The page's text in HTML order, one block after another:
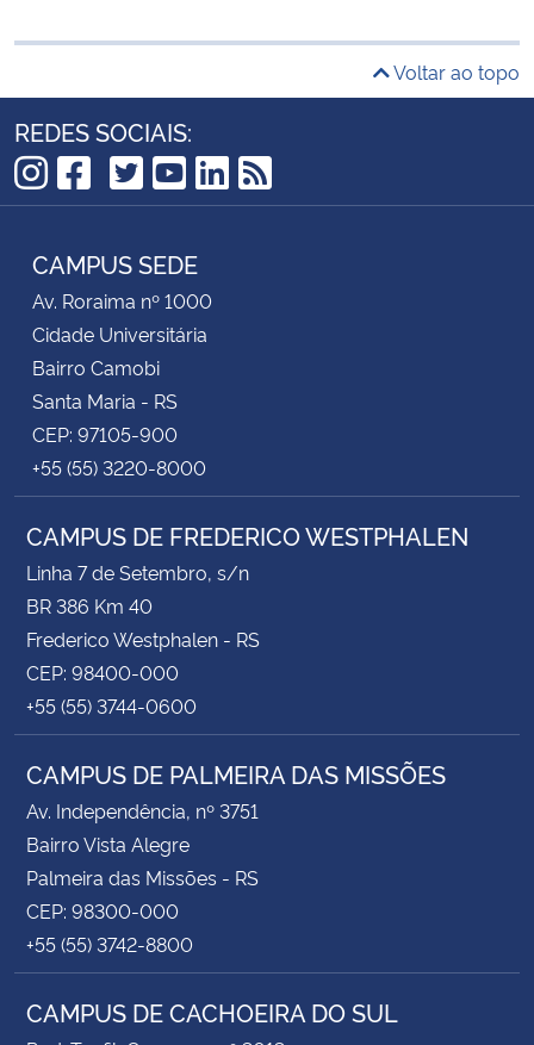
Voltar ao topo
REDES SOCIAIS:
Instagram
Facebook
TikTok
Twitter
YouTube
LinkedIn
RSS
CAMPUS SEDE
Av. Roraima nº 1000
Cidade Universitária
Bairro Camobi
Santa Maria - RS
CEP: 97105-900
+55 (55) 3220-8000
CAMPUS DE FREDERICO WESTPHALEN
Linha 7 de Setembro, s/n
BR 386 Km 40
Frederico Westphalen - RS
CEP: 98400-000
+55 (55) 3744-0600
CAMPUS DE PALMEIRA DAS MISSÕES
Av. Independência, nº 3751
Bairro Vista Alegre
Palmeira das Missões - RS
CEP: 98300-000
+55 (55) 3742-8800
CAMPUS DE CACHOEIRA DO SUL